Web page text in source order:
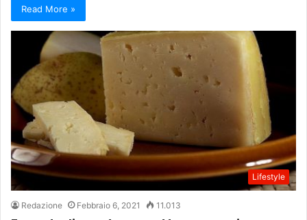
Read More »
Lifestyle
Redazione Febbraio 6, 2021 11.013